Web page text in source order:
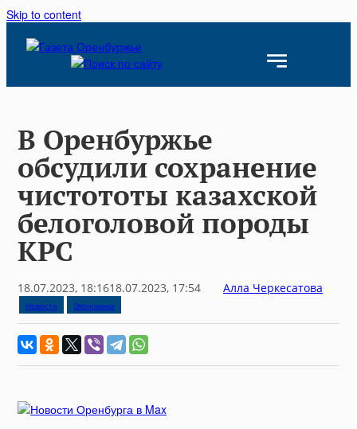
Skip to content
В Оренбуржье
обсудили сохранение
чистототы казахской
белоголовой породы
КРС
18.07.2023, 18:1618.07.2023, 17:54 Алла Черкесатова
Новости Экономика